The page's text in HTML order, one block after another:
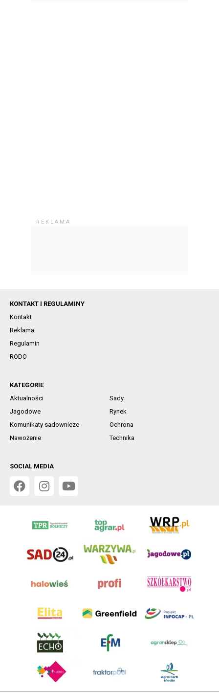
KONTAKT I REGULAMINY
Kontakt
Reklama
Regulamin
RODO
KATEGORIE
Aktualności
Sady
Jagodowe
Rynek
Komunikaty sadownicze
Ochrona
Nawożenie
Technika
SOCIAL MEDIA